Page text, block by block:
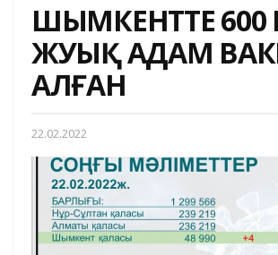
ШЫМКЕНТТЕ 600
ЖУЫҚ АДАМ
АЛҒАН
22.02.2022